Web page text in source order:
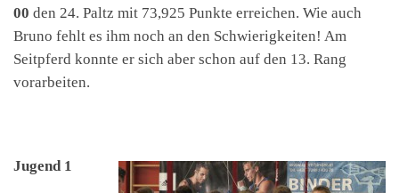
00 den 24. Paltz mit 73,925 Punkte erreichen. Wie auch
Bruno fehlt es ihm noch an den Schwierigkeiten! Am
Seitpferd konnte er sich aber schon auf den 13. Rang
vorarbeiten.
Jugend 1